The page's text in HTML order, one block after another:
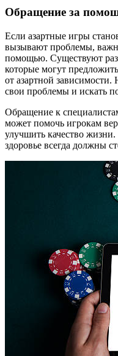
Обращение за
Если азартные игры
вызывают проблемы,
помощью. Существуют
которые могут
от азартной зависимости.
свои проблемы и искать
Обращение к
может помочь игрокам
улучшить качество
здоровье всегда должны